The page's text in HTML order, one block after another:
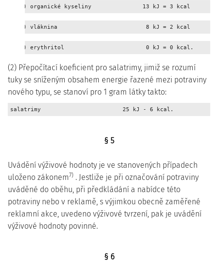
f) organické kyseliny               13 kJ = 3 kcal
g) vláknina                          8 kJ = 2 kcal
h) erythritol                        0 kJ = 0 kcal.
(2) Přepočítací koeficient pro salatrimy, jimiž se rozumí
tuky se sníženým obsahem energie řazené mezi potraviny
nového typu, se stanoví pro 1 gram látky takto:
salatrimy                        25 kJ - 6 kcal.
§ 5
Uvádění výživové hodnoty je ve stanovených případech
uloženo zákonem7) . Jestliže je při označování potraviny
uváděné do oběhu, při předkládání a nabídce této
potraviny nebo v reklamě, s výjimkou obecně zaměřené
reklamní akce, uvedeno výživové tvrzení, pak je uvádění
výživové hodnoty povinné.
§ 6